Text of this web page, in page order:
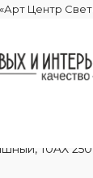
Центр
10AX